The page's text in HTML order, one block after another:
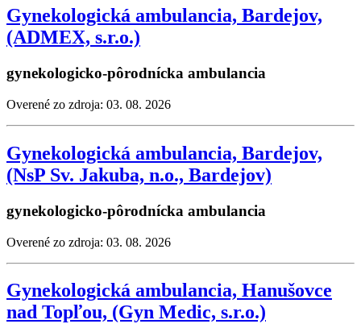
Gynekologická ambulancia, Bardejov,
(ADMEX, s.r.o.)
gynekologicko-pôrodnícka ambulancia
Overené zo zdroja: 03. 08. 2026
Gynekologická ambulancia, Bardejov,
(NsP Sv. Jakuba, n.o., Bardejov)
gynekologicko-pôrodnícka ambulancia
Overené zo zdroja: 03. 08. 2026
Gynekologická ambulancia, Hanušovce
nad Topľou, (Gyn Medic, s.r.o.)